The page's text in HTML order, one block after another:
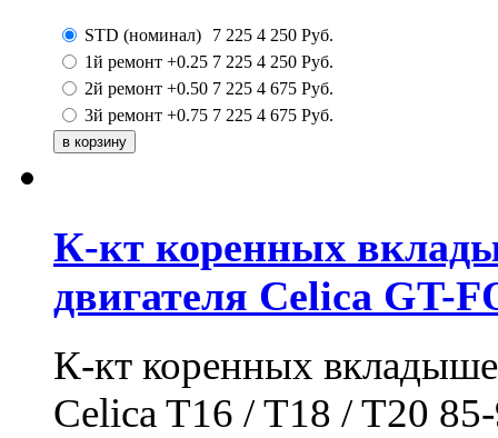
STD (номинал) 7 225 4 250 Руб.
1й ремонт +0.25 7 225 4 250 Руб.
2й ремонт +0.50 7 225 4 675 Руб.
3й ремонт +0.75 7 225 4 675 Руб.
К-кт коренных
двигателя Celica GT-
К-кт коренных
Celica T16 / T18 / T20